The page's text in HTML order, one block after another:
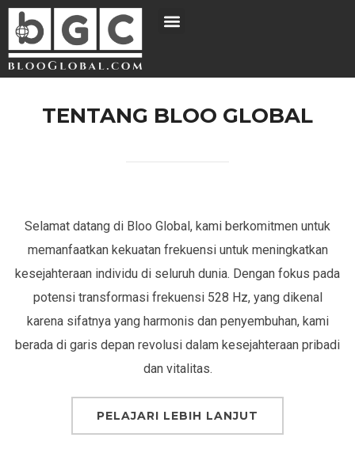
TENTANG BLOO GLOBAL
Selamat datang di Bloo Global, kami berkomitmen untuk
memanfaatkan kekuatan frekuensi untuk meningkatkan
kesejahteraan individu di seluruh dunia. Dengan fokus pada
potensi transformasi frekuensi 528 Hz, yang dikenal
karena sifatnya yang harmonis dan penyembuhan, kami
berada di garis depan revolusi dalam kesejahteraan pribadi
dan vitalitas.
PELAJARI LEBIH LANJUT